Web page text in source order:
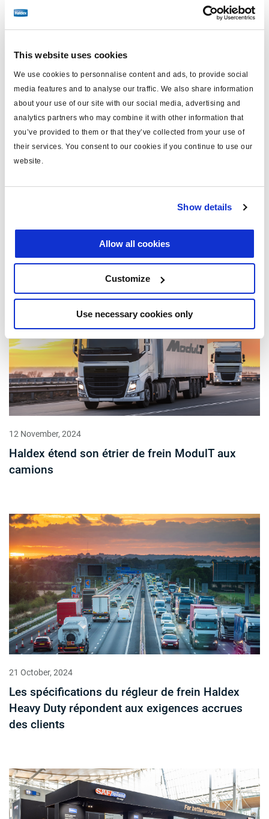
This website uses cookies
We use cookies to personnalise content and ads, to provide social
media features and to analyse our traffic. We also share information
about your use of our site with our social media, advertising and
analytics partners who may combine it with other information that
you’ve provided to them or that they’ve collected from your use of
their services. You consent to our cookies if you continue to use our
website.
Show details
Allow all cookies
Customize
Use necessary cookies only
du froid
Plus de sécurité sur la route
12 November, 2024
Haldex étend son étrier de frein ModulT aux
camions
21 October, 2024
Les spécifications du régleur de frein Haldex
Heavy Duty répondent aux exigences accrues
des clients